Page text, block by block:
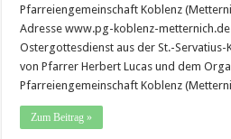
Pfarreiengemeinschaft Koblenz
Adresse www.pg-koblenz-metternich.de
Ostergottesdienst aus der St.-
von Pfarrer Herbert Lucas und dem
Pfarreiengemeinschaft Koblenz
Zum Beitrag »